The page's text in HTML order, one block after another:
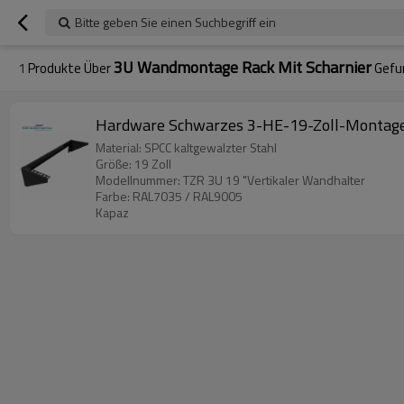
Bitte geben Sie einen Suchbegriff ein
1 Produkte Über3U Wandmontage Rack Mit Scharnier
Hardware Schwarzes 3-HE-19-Zoll-
Material: SPCC kaltgewalzter Stahl
Größe: 19 Zoll
Modellnummer: TZR 3U 19 "Vertikaler Wandhalter
Farbe: RAL7035 / RAL9005
Kapaz